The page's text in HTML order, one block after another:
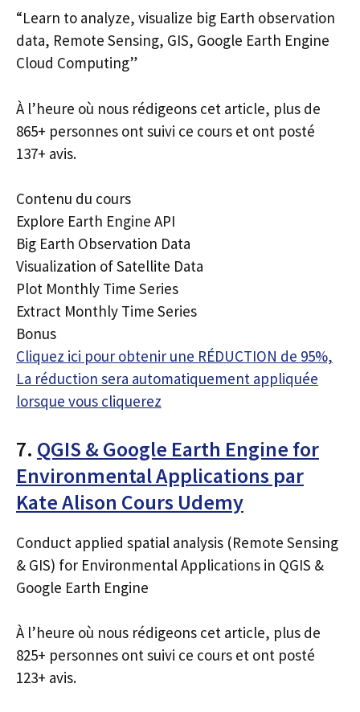
“Learn to analyze, visualize big Earth observation
data, Remote Sensing, GIS, Google Earth Engine
Cloud Computing”
À l’heure où nous rédigeons cet article, plus de
865+ personnes ont suivi ce cours et ont posté
137+ avis.
Contenu du cours
Explore Earth Engine API
Big Earth Observation Data
Visualization of Satellite Data
Plot Monthly Time Series
Extract Monthly Time Series
Bonus
Cliquez ici pour obtenir une RÉDUCTION de 95%,
La réduction sera automatiquement appliquée
lorsque vous cliquerez
7. QGIS & Google Earth Engine for
Environmental Applications par
Kate Alison Cours Udemy
Conduct applied spatial analysis (Remote Sensing
& GIS) for Environmental Applications in QGIS &
Google Earth Engine
À l’heure où nous rédigeons cet article, plus de
825+ personnes ont suivi ce cours et ont posté
123+ avis.